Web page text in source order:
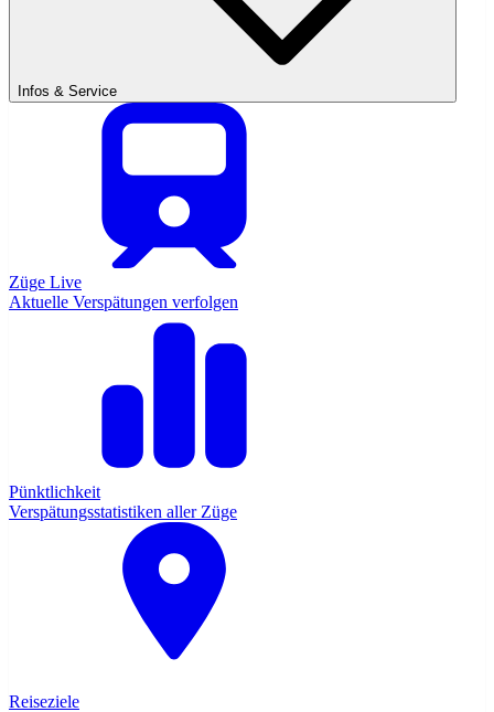
Infos & Service
Züge Live
Aktuelle Verspätungen verfolgen
Pünktlichkeit
Verspätungsstatistiken aller Züge
Reiseziele